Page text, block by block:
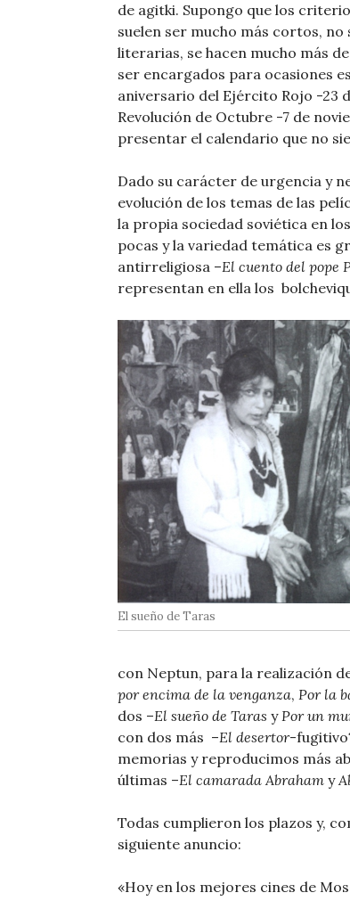
de agitki. Supongo que los
suelen ser mucho más cortos,
literarias, se hacen mucho más
ser encargados para ocasiones
aniversario del Ejército Rojo -23
Revolución de Octubre -7 de
presentar el calendario que no
Dado su carácter de urgencia y
evolución de los temas de las
la propia sociedad soviética en
pocas y la variedad temática es
antirreligiosa –El cuento del pope
representan en ella los
El sueño de Taras
con Neptun, para la realización
por encima de la venganza, Por la
dos –El sueño de Taras yPor un
con dos más –El desertor-
memorias y reproducimos más
últimas –El camarada Abraham y
Todas cumplieron los plazos y,
siguiente anuncio:
«Hoy en los mejores cines de